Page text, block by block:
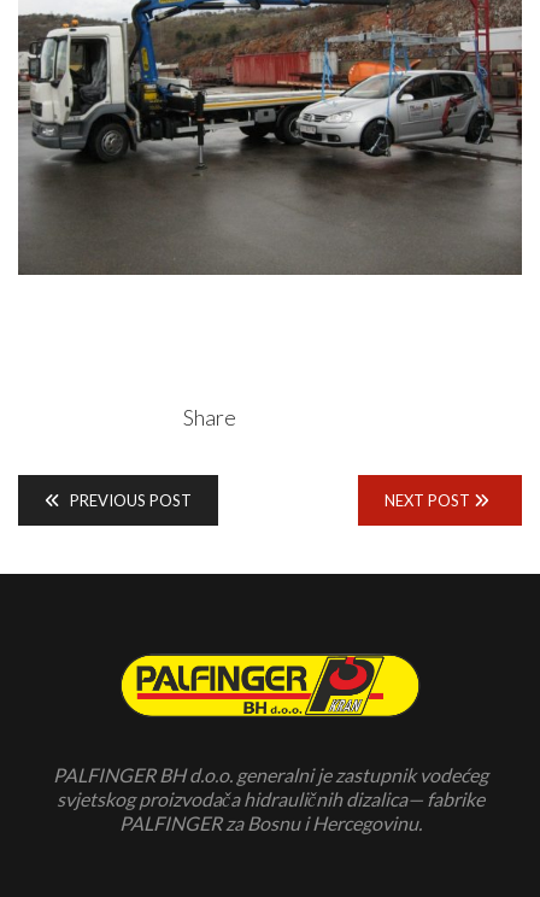
Share
PREVIOUS POST NEXT POST
PALFINGER BH d.o.o. generalni je zastupnik vodećeg
svjetskog proizvodača hidrauličnih dizalica— fabrike
PALFINGER za Bosnu i Hercegovinu.